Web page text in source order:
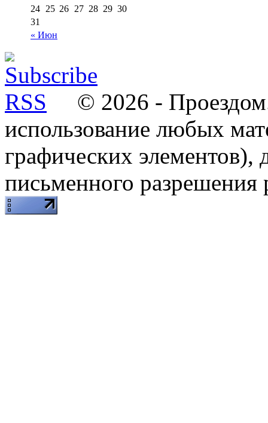
« Июн
24 25 26 27 28 29 30
31
© 2026 -
использование любых
графических элементов),
письменного разрешения